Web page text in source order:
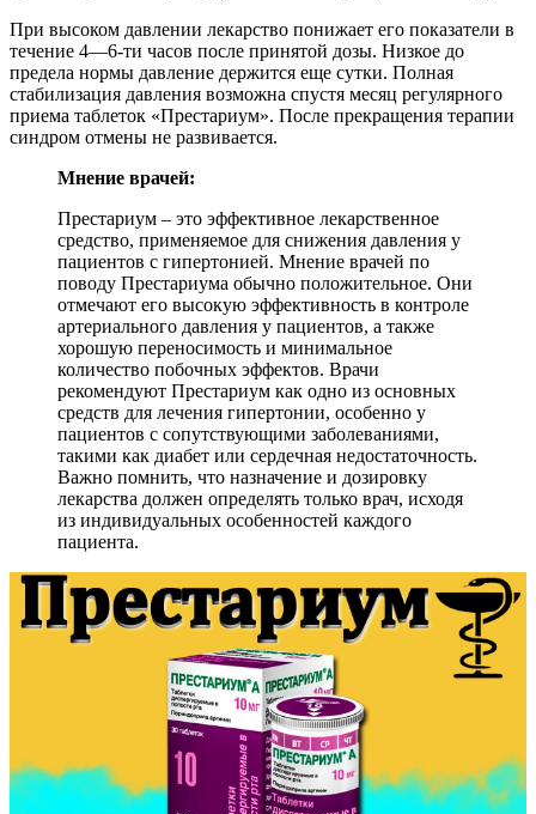
При высоком давлении лекарство понижает его показатели в
течение 4—6-ти часов после принятой дозы. Низкое до
предела нормы давление держится еще сутки. Полная
стабилизация давления возможна спустя месяц регулярного
приема таблеток «Престариум». После прекращения терапии
синдром отмены не развивается.
Мнение врачей:
Престариум – это эффективное лекарственное
средство, применяемое для снижения давления у
пациентов с гипертонией. Мнение врачей по
поводу Престариума обычно положительное. Они
отмечают его высокую эффективность в контроле
артериального давления у пациентов, а также
хорошую переносимость и минимальное
количество побочных эффектов. Врачи
рекомендуют Престариум как одно из основных
средств для лечения гипертонии, особенно у
пациентов с сопутствующими заболеваниями,
такими как диабет или сердечная недостаточность.
Важно помнить, что назначение и дозировку
лекарства должен определять только врач, исходя
из индивидуальных особенностей каждого
пациента.